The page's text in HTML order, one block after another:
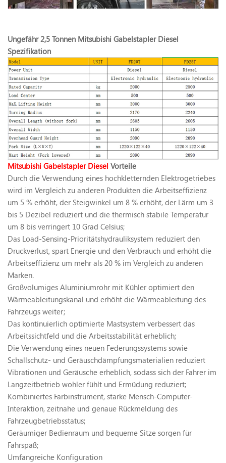
Ungefähr 2,5 Tonnen Mitsubishi Gabelstapler Diesel
Spezifikation
Mitsubishi Gabelstapler Diesel Vorteile
Durch die Verwendung eines hochkletternden Elektrogetriebes
wird im Vergleich zu anderen Produkten die Arbeitseffizienz
um 5 % erhöht, der Steigwinkel um 8 % erhöht, der Lärm um 3
bis 5 Dezibel reduziert und die thermisch stabile Temperatur
um 8 bis verringert 10 Grad Celsius;
Das Load-Sensing-Prioritätshydrauliksystem reduziert den
Druckverlust, spart Energie und den Verbrauch und erhöht die
Arbeitseffizienz um mehr als 20 % im Vergleich zu anderen
Marken.
Großvolumiges Aluminiumrohr mit Kühler optimiert den
Wärmeableitungskanal und erhöht die Wärmeableitung des
Fahrzeugs weiter;
Das kontinuierlich optimierte Mastsystem verbessert das
Arbeitssichtfeld und die Arbeitsstabilität erheblich;
Die Verwendung eines neuen Federungssystems sowie
Schallschutz- und Geräuschdämpfungsmaterialien reduziert
Vibrationen und Geräusche erheblich, sodass sich der Fahrer im
Langzeitbetrieb wohler fühlt und Ermüdung reduziert;
Kombiniertes Farbinstrument, starke Mensch-Computer-
Interaktion, zeitnahe und genaue Rückmeldung des
Fahrzeugbetriebsstatus;
Geräumiger Bedienraum und bequeme Sitze sorgen für
Fahrspaß;
Umfangreiche Konfiguration